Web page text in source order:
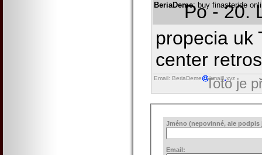
BeriaDeme: buy finasteride
Po - 20.
propecia uk
center
Email: BeriaDeme kmaill xyz
Toto je
Jméno (nepovinné, ale podpis
Email: